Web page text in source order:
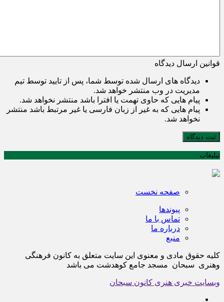
قوانین ارسال دیدگاه
دیدگاه های ارسال شده توسط شما، پس از تایید توسط تیم
مدیریت در وب منتشر خواهد شد.
پیام هایی که حاوی تهمت یا افترا باشد منتشر نخواهد شد.
پیام هایی که به غیر از زبان فارسی یا غیر مرتبط باشد منتشر
نخواهد شد.
ثبت دیدگاه
تبلیغات
صفحه نخست
پیوندها
تماس با ما
درباره ما
منبع
کلیه حقوق مادی و معنوی این سایت متعلق به کانون فرهنگی
وهنری سبحان مسجد جامع کوهدشت می باشد
وبسایت خبری هنری کانون سبحان